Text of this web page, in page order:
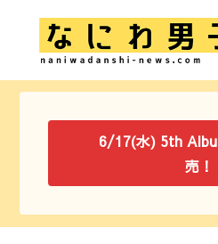
6/17(水) 5th
売！